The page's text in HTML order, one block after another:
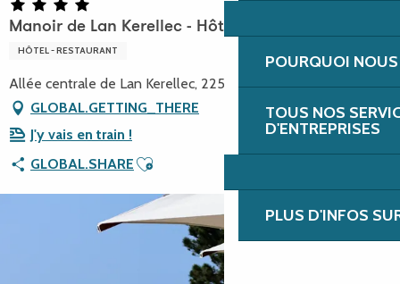
POURQUOI
TOUS NOS
D'ENTREPRISES
PLUS D'INFOS
Manoir de Lan Kerellec - Hôtel Restaurant
HÔTEL - RESTAURANT
Allée centrale de Lan Kerellec, 22560 Trébeurden
GLOBAL.GETTING_THERE
J'y vais en train !
GLOBAL.SHARE Ajouter aux favoris